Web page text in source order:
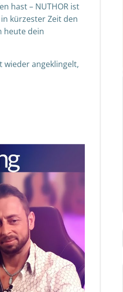
hast – NUTHOR ist
kürzester Zeit den
heute dein
wieder angeklingelt,